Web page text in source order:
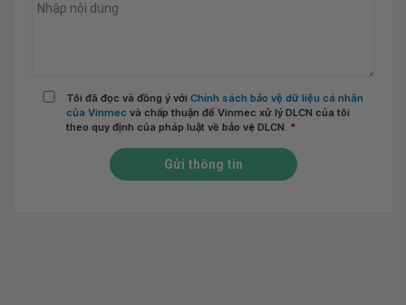
Tôi đã đọc và đồng ý với Chính sách bảo vệ dữ liệu cá nhân
của Vinmec và chấp thuận để Vinmec xử lý DLCN của tôi
theo quy định của pháp luật về bảo vệ DLCN. *
Gửi thông tin